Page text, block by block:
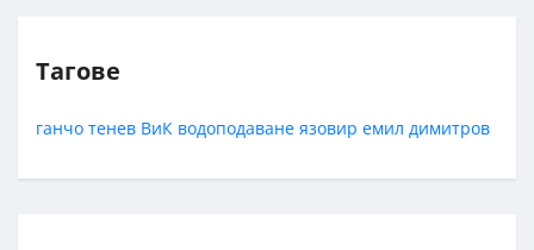
Тагове
ганчо тенев ВиК водоподаване язовир емил димитров